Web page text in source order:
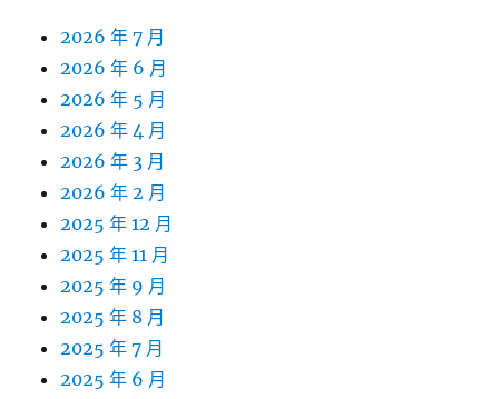
2026 年 7 月
2026 年 6 月
2026 年 5 月
2026 年 4 月
2026 年 3 月
2026 年 2 月
2025 年 12 月
2025 年 11 月
2025 年 9 月
2025 年 8 月
2025 年 7 月
2025 年 6 月